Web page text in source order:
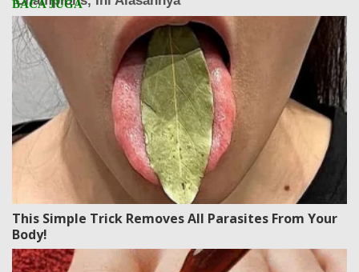
This Simple Trick Removes All Parasites From Your
Body!